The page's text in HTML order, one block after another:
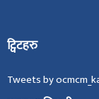
ट्विटहरु
Tweets by